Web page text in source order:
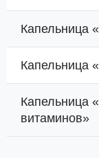
Капельница
Капельница
Капельница
витаминов»